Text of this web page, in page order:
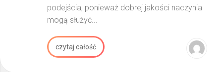
podejścia, ponieważ dobrej jakości naczynia
mogą służyć...
czytaj całość